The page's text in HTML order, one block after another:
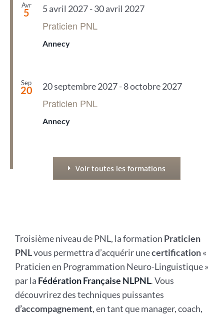
Avr
5 5 avril 2027-30 avril 2027
Praticien PNL
Annecy
Sep
20 20 septembre 2027-8 octobre 2027
Praticien PNL
Annecy
Voir toutes les formations
Troisième niveau de PNL, la formation Praticien
PNLvous permettra d’acquérir unecertification«
Praticien en Programmation Neuro-Linguistique »
par la Fédération Française NLPNL.Vous
découvrirez des techniques puissantes
d’accompagnement, en tant que manager, coach,